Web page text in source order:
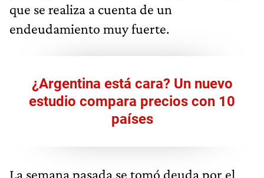
que se realiza a cuenta de un
endeudamiento muy fuerte.
¿Argentina está cara? Un nuevo
estudio compara precios con 10
países
La semana pasada se tomó deuda por el